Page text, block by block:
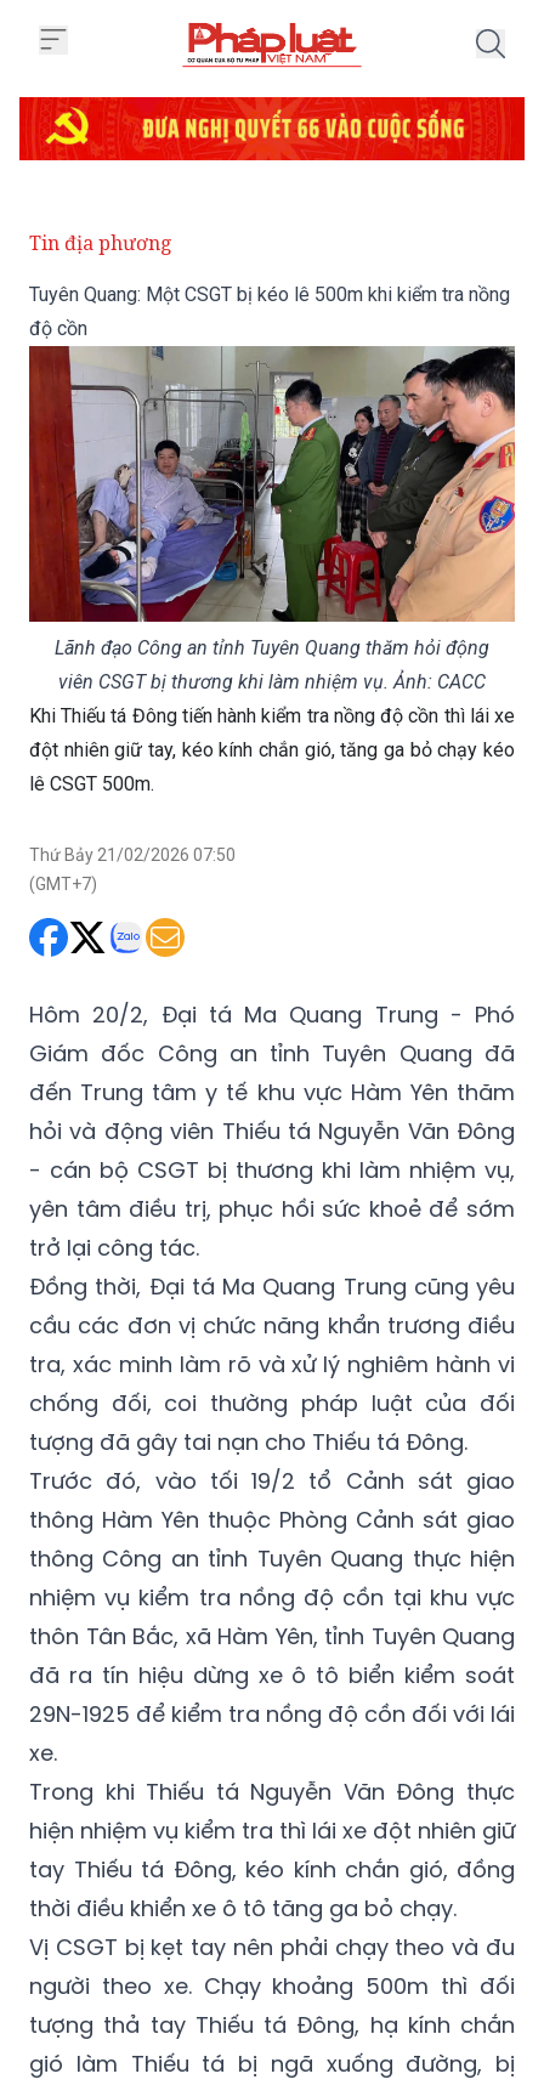
Tuyên Quang: Một CSGT bị kéo lê 500m khi kiểm tra nồng
Lãnh đạo Công an tỉnh Tuyên Quang thăm hỏi động
viên CSGT bị thương khi làm nhiệm vụ. Ảnh: CACC
Khi Thiếu tá Đông tiến hành kiểm tra nồng độ cồn thì lái xe
đột nhiên giữ tay, kéo kính chắn gió, tăng ga bỏ chạy kéo
lê CSGT 500m.
Thứ Bảy 21/02/2026 07:50
Hôm 20/2, Đại tá Ma Quang Trung - Phó
đến Trung tâm y tế khu vực Hàm Yên thăm
hỏi và động viên Thiếu tá Nguyễn Văn Đông
- cán bộ CSGT bị thương khi làm nhiệm vụ,
yên tâm điều trị, phục hồi sức khoẻ để sớm
trở lại công tác.
Đồng thời, Đại tá Ma Quang Trung cũng yêu
cầu các đơn vị chức năng khẩn trương điều
tra, xác minh làm rõ và xử lý nghiêm hành vi
chống đối, coi thường pháp luật của đối
tượng đã gây tai nạn cho Thiếu tá Đông.
Trước đó, vào tối 19/2 tổ Cảnh sát giao
thông Hàm Yên thuộc Phòng Cảnh sát giao
thông Công an tỉnh Tuyên Quang thực hiện
nhiệm vụ kiểm tra nồng độ cồn tại khu vực
thôn Tân Bắc, xã Hàm Yên, tỉnh Tuyên Quang
đã ra tín hiệu dừng xe ô tô biển kiểm soát
29N-1925 để kiểm tra nồng độ cồn đối với lái
xe.
Trong khi Thiếu tá Nguyễn Văn Đông thực
hiện nhiệm vụ kiểm tra thì lái xe đột nhiên giữ
tay Thiếu tá Đông, kéo kính chắn gió, đồng
thời điều khiển xe ô tô tăng ga bỏ chạy.
Vị CSGT bị kẹt tay nên phải chạy theo và đu
người theo xe. Chạy khoảng 500m thì đối
tượng thả tay Thiếu tá Đông, hạ kính chắn
gió làm Thiếu tá bị ngã xuống đường, bị
thương, phải đưa đi cấp cứu tại Trung tâm y
tế khu vực Hàm Yên, tỉnh Tuyên Quang.